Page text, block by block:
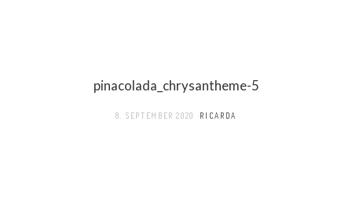
pinacolada_chrysantheme-5
8. SEPTEMBER 2020 RICARDA